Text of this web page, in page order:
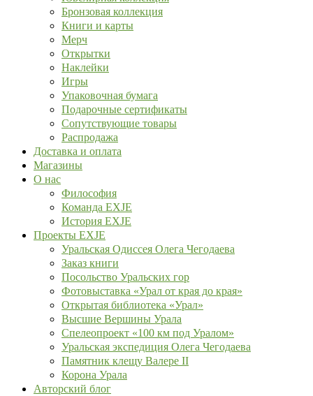
Бронзовая коллекция
Книги и карты
Мерч
Открытки
Наклейки
Игры
Упаковочная бумага
Подарочные сертификаты
Сопутствующие товары
Распродажа
Доставка и оплата
Магазины
О нас
Философия
Команда EXJE
История EXJE
Проекты EXJE
Уральская Одиссея Олега Чегодаева
Заказ книги
Посольство Уральских гор
Фотовыставка «Урал от края до края»
Открытая библиотека «Урал»
Высшие Вершины Урала
Спелеопроект «100 км под Уралом»
Уральская экспедиция Олега Чегодаева
Памятник клещу Валере II
Корона Урала
Авторский блог